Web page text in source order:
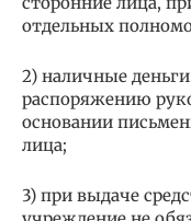
отдельных
2) наличные
распоряжению
основании
лица;
3) при выдаче